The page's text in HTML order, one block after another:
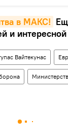
в MAКС!
и
Вайтекунас